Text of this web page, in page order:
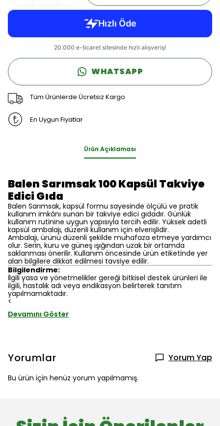
WHATSAPP
Tüm Ürünlerde Ücretsiz Kargo
En Uygun Fiyatlar
Ürün Açıklaması
Balen Sarımsak 100 Kapsül Takviye
Edici Gıda
Balen Sarımsak, kapsül formu sayesinde ölçülü ve pratik
kullanım imkânı sunan bir takviye edici gıdadır. Günlük
kullanım rutinine uygun yapısıyla tercih edilir. Yüksek adetli
kapsül ambalajı, düzenli kullanım için elverişlidir.
Ambalajı, ürünü düzenli şekilde muhafaza etmeye yardımcı
olur. Serin, kuru ve güneş ışığından uzak bir ortamda
saklanması önerilir. Kullanım öncesinde ürün etiketinde yer
alan bilgilere dikkat edilmesi tavsiye edilir.
Bilgilendirme:
İlgili yasa ve yönetmelikler gereği bitkisel destek ürünleri ile
ilgili, hastalık adı veya endikasyon belirterek tanıtım
yapılmamaktadır.
<
Devamını Göster
Yorumlar Yorum Yap
Bu ürün için henüz yorum yapılmamış.